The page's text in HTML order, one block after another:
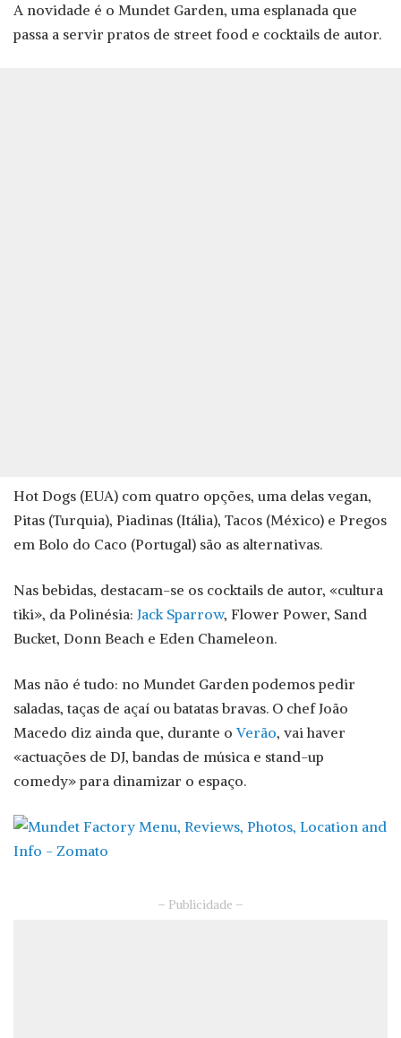
A novidade é o Mundet Garden, uma esplanada que
passa a servir pratos de street food e cocktails de autor.
Hot Dogs (EUA) com quatro opções, uma delas vegan,
Pitas (Turquia), Piadinas (Itália), Tacos (México) e Pregos
em Bolo do Caco (Portugal) são as alternativas.
Nas bebidas, destacam-se os cocktails de autor, «cultura
tiki», da Polinésia: Jack Sparrow, Flower Power, Sand
Bucket, Donn Beach e Eden Chameleon.
Mas não é tudo: no Mundet Garden podemos pedir
saladas, taças de açaí ou batatas bravas. O chef João
Macedo diz ainda que, durante oVerão, vai haver
«actuações de DJ, bandas de música e stand-up
comedy» para dinamizar o espaço.
– Publicidade –